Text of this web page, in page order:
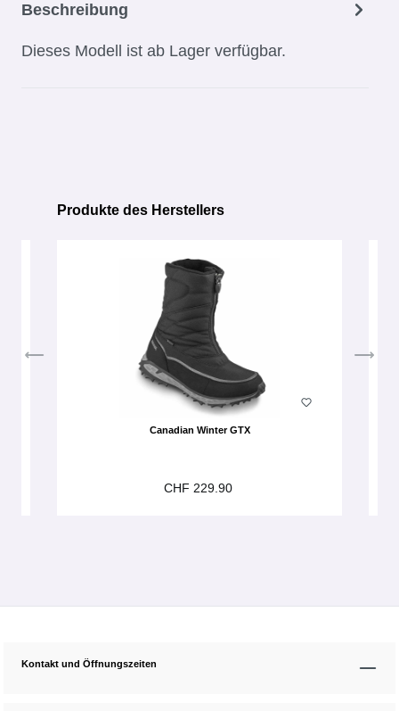
Beschreibung
Dieses Modell ist ab Lager verfügbar.
Produktgalerie überspringen
Produkte des Herstellers
Canadian Winter GTX
CHF 229.90
Kontakt und Öffnungszeiten